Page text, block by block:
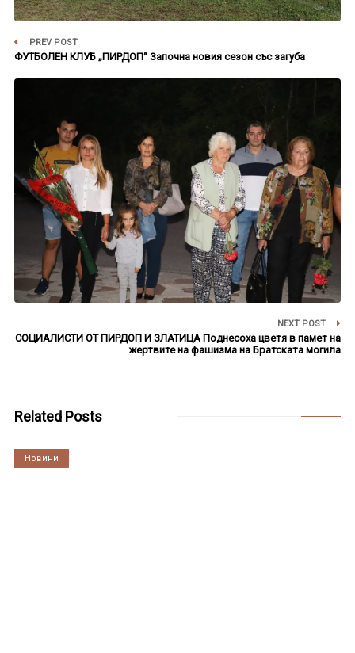
PREV POST
ФУТБОЛЕН КЛУБ „ПИРДОП“ Започна новия сезон със загуба
NEXT POST
СОЦИАЛИСТИ ОТ ПИРДОП И ЗЛАТИЦА Поднесоха цветя в памет на
жертвите на фашизма на Братската могила
Related Posts
Култура
Новини